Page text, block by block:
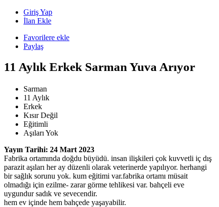
Giriş Yap
İlan Ekle
Favorilere ekle
Paylaş
11 Aylık Erkek Sarman Yuva Arıyor
Sarman
11 Aylık
Erkek
Kısır Değil
Eğitimli
Aşıları Yok
Yayın Tarihi: 24 Mart 2023
Fabrika ortamında doğdu büyüdü. insan ilişkileri çok kuvvetli iç dış
parazit aşıları her ay düzenli olarak veterinerde yapılıyor. herhangi
bir sağlık sorunu yok. kum eğitimi var.fabrika ortamı müsait
olmadığı için ezilme- zarar görme tehlikesi var. bahçeli eve
uygundur sadık ve sevecendir.
hem ev içinde hem bahçede yaşayabilir.